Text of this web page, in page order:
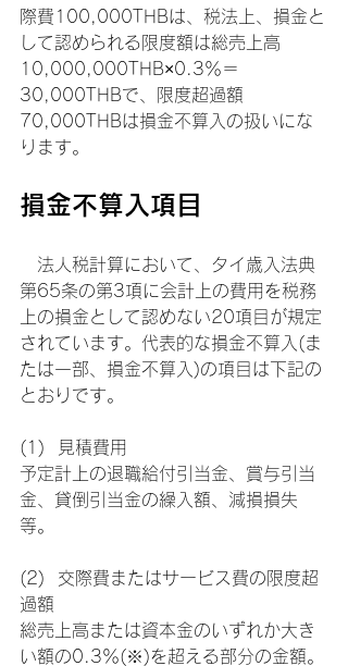
際費100,000THBは、税法上、損金と
して認められる限度額は総売上高
10,000,000THB×0.3％＝
30,000THBで、限度超過額
70,000THBは損金不算入の扱いにな
ります。
損金不算入項目
法人税計算において、タイ歳入法典
第65条の第3項に会計上の費用を税務
上の損金として認めない20項目が規定
されています。代表的な損金不算入(ま
たは一部、損金不算入)の項目は下記の
とおりです。
(1)  見積費用
予定計上の退職給付引当金、賞与引当
金、貸倒引当金の繰入額、減損損失
等。
(2)  交際費またはサービス費の限度超
過額
総売上高または資本金のいずれか大き
い額の0.3％(※)を超える部分の金額。